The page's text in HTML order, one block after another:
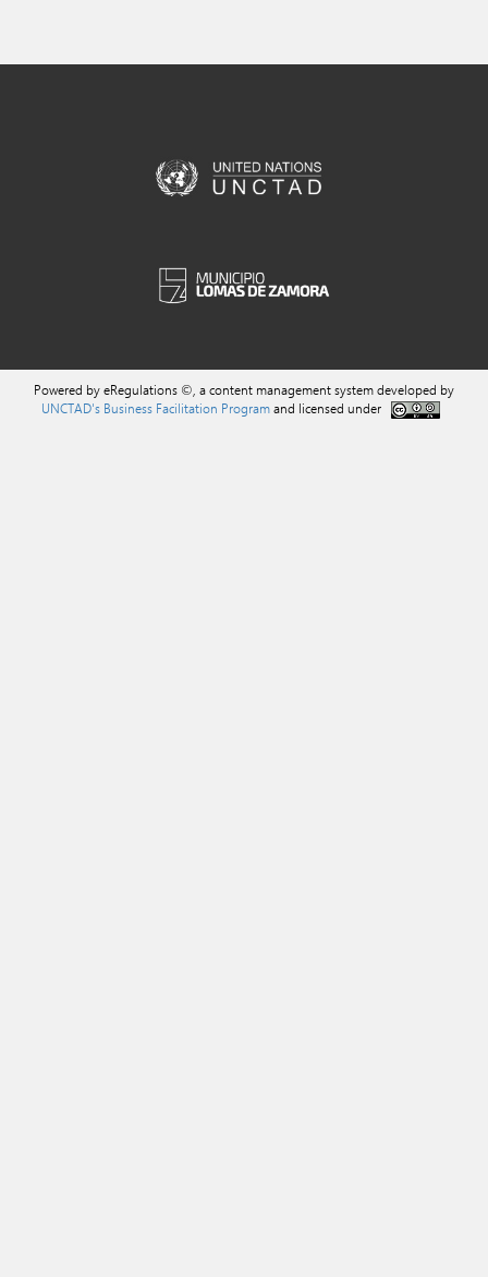
Powered by eRegulations ©, a content management system developed by
UNCTAD's Business Facilitation Programand licensed under